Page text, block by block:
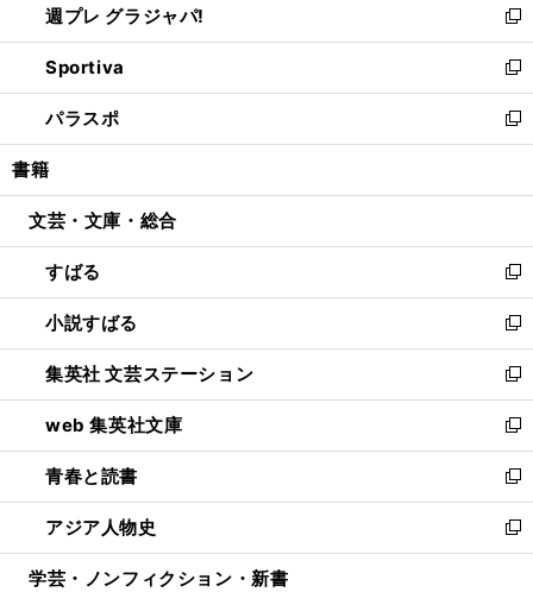
く
で
開
く
ィ
ン
ド
ウ
で
開
い
ウ
ィ
ン
ド
ウ
開
週プレ グラジャパ!
新
し
い
ウ
ィ
ン
ウ
開
く
Sportiva
新
し
い
ウ
ン
ウ
で
開
く
パラスポ
新
し
ウ
ン
ド
ウ
で
開
く
書籍
文芸・文庫・総合
すばる
新
し
い
ウ
ィ
ン
ド
ウ
で
開
く
小説すばる
新
し
い
ウ
ィ
ン
ド
ウ
で
開
集英社 文芸ステーション
新
し
い
ウ
ィ
ン
ド
ウ
web 集英社文庫
新
し
い
ウ
ィ
ン
青春と読書
新
し
い
ウ
アジア人物史
新
し
学芸・ノンフィクション・新書